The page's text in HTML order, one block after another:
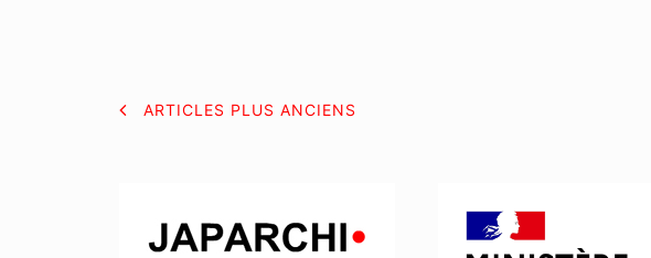
NAVIGATION
ARTICLES PLUS ANCIENS